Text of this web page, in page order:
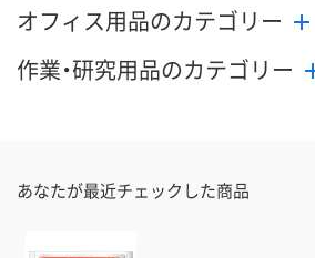
オフィス用品のカテゴリー
作業・研究用品のカテゴリー
あなたが最近チェックした商品